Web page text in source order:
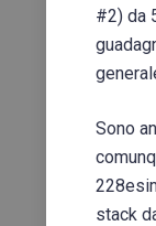
#2) da
Sono
stack